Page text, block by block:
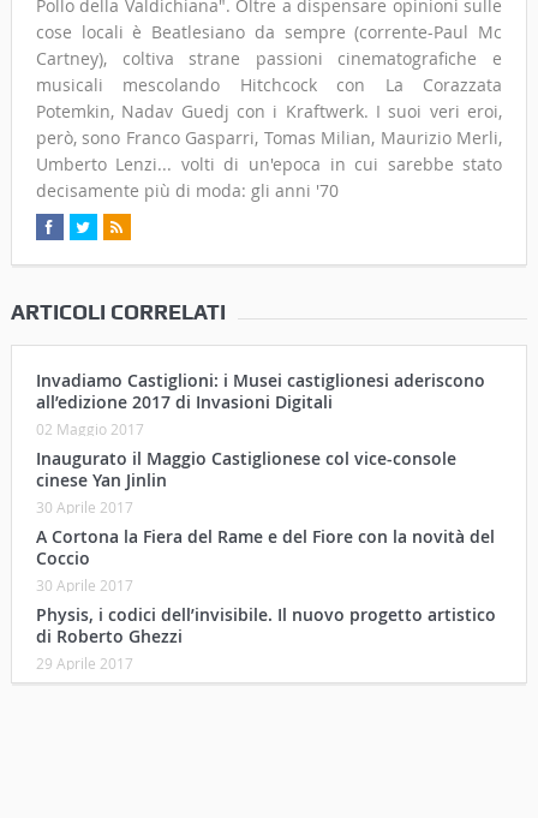
Pollo della Valdichiana". Oltre a dispensare opinioni sulle
cose locali è Beatlesiano da sempre (corrente-Paul Mc
Cartney), coltiva strane passioni cinematografiche e
musicali mescolando Hitchcock con La Corazzata
Potemkin, Nadav Guedj con i Kraftwerk. I suoi veri eroi,
però, sono Franco Gasparri, Tomas Milian, Maurizio Merli,
Umberto Lenzi... volti di un'epoca in cui sarebbe stato
decisamente più di moda: gli anni '70
ARTICOLI CORRELATI
Invadiamo Castiglioni: i Musei castiglionesi aderiscono
all’edizione 2017 di Invasioni Digitali
02 Maggio 2017
Inaugurato il Maggio Castiglionese col vice-console
cinese Yan Jinlin
30 Aprile 2017
A Cortona la Fiera del Rame e del Fiore con la novità del
Coccio
30 Aprile 2017
Physis, i codici dell’invisibile. Il nuovo progetto artistico
di Roberto Ghezzi
29 Aprile 2017